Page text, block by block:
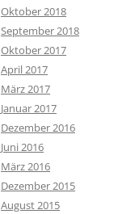
Oktober 2018
September 2018
Oktober 2017
April 2017
März 2017
Januar 2017
Dezember 2016
Juni 2016
März 2016
Dezember 2015
August 2015